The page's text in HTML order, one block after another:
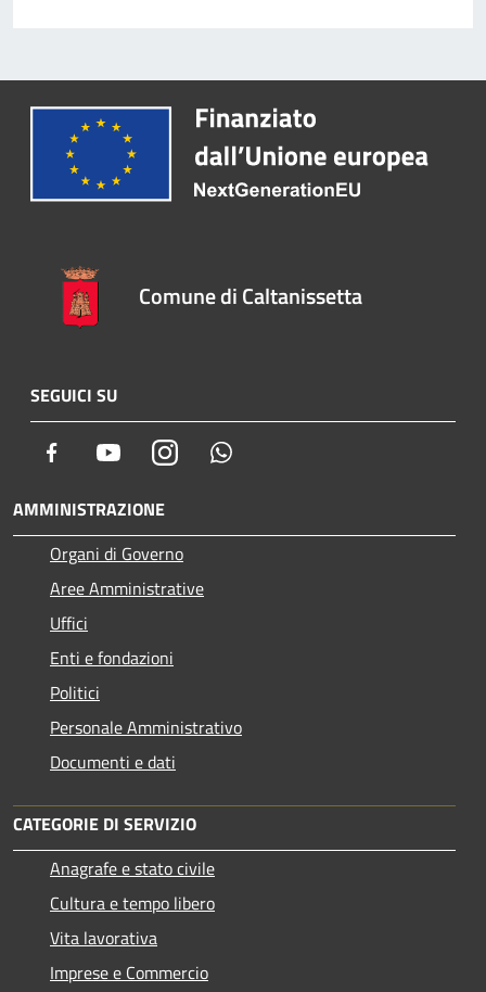
Comune di Caltanissetta
SEGUICI SU
Facebook YoutubeInstagram
AMMINISTRAZIONE
Organi di Governo
Aree Amministrative
Uffici
Enti e fondazioni
Politici
Personale Amministrativo
Documenti e dati
CATEGORIE DI SERVIZIO
Anagrafe e stato civile
Cultura e tempo libero
Vita lavorativa
Imprese e Commercio